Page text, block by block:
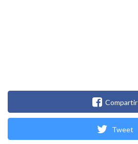
Compartir
Tweet